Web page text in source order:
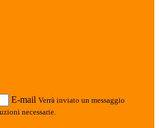
E-mail Verrà inviato un messaggio
necessarie.